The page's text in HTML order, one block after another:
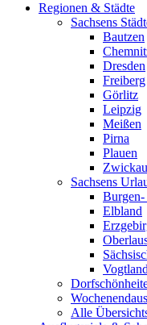
Regionen & Städte
Sachsens
Bautzen
Dresden
Freiberg
Görlitz
Leipzig
Meißen
Pirna
Plauen
Zwickau
Sachsens
Burgen-
Elbland
Vogtland
Alle